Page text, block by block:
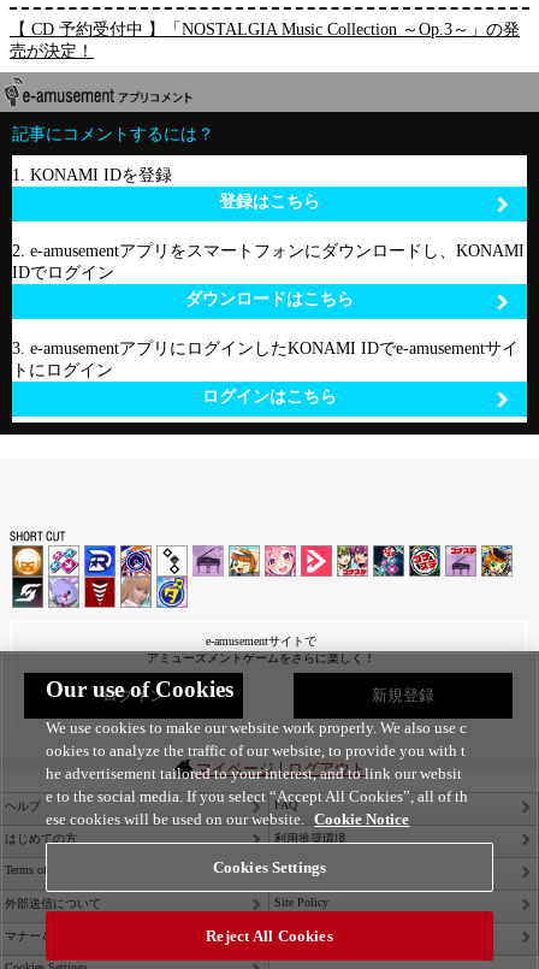
【 CD 予約受付中 】「NOSTALGIA Music Collection ～Op.3～」の発
売が決定！
記事にコメントするには？
1. KONAMI IDを登録
登録はこちら
2. e-amusementアプリをスマートフォンにダウンロードし、KONAMI
IDでログイン
ダウンロードはこちら
3. e-amusementアプリにログインしたKONAMI IDでe-amusementサイ
トにログイン
ログインはこちら
e-amusementサイトで
アミューズメントゲームをさらに楽しく！
ログイン 新規登録
マイページ|ログアウト
ヘルプ FAQ
はじめての方 利用推奨環境
Terms of Service Privacy Policy
外部送信について Site Policy
マナー＆ルール Contact Us
Our use of Cookies
We use cookies to make our website work properly. We also use c
ookies to analyze the traffic of our website, to provide you with t
he advertisement tailored to your interest, and to link our websit
e to the social media. If you select “Accept All Cookies”, all of th
ese cookies will be used on our website. Cookie Notice
Cookies Settings
Reject All Cookies